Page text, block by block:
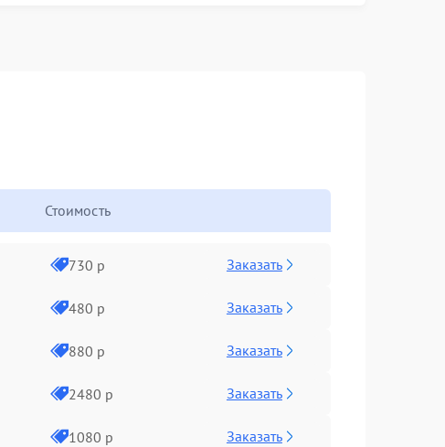
Стоимость
730 р Заказать
480 р Заказать
880 р Заказать
2480 р Заказать
1080 р Заказать